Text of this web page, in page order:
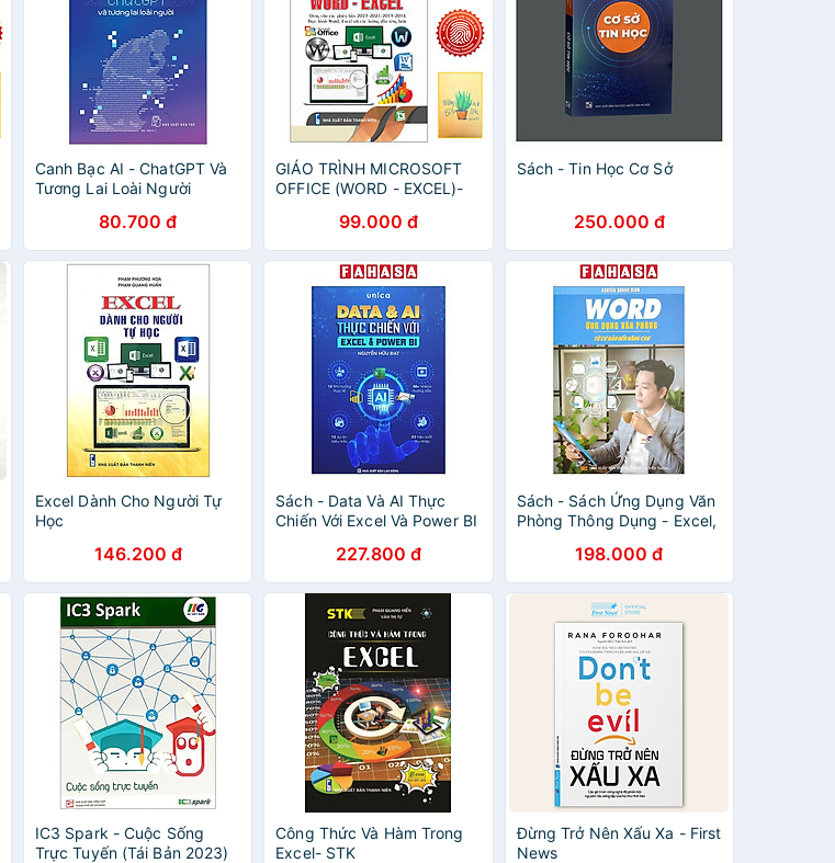
Canh Bạc AI - ChatGPT Và
Tương Lai Loài Người
80.700 đ
GIÁO TRÌNH MICROSOFT
OFFICE (WORD - EXCEL)-
99.000 đ
Sách - Tin Học Cơ Sở
250.000 đ
Excel Dành Cho Người Tự
Học
146.200 đ
Sách - Data Và AI Thực
Chiến Với Excel Và Power BI
227.800 đ
Sách - Sách Ứng Dụng Văn
Phòng Thông Dụng - Excel,
Powerpoint, AI - 68 Biểu
Mẫu, 101 Phím Tắt, 150 Thủ
Thuật
198.000 đ
IC3 Spark - Cuộc Sống
Trực Tuyến (Tái Bản 2023)
Công Thức Và Hàm Trong
Excel- STK
Đừng Trở Nên Xấu Xa - First
News